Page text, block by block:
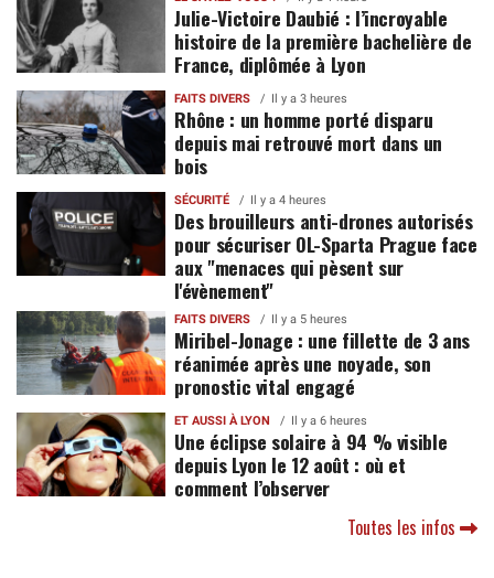
Julie-Victoire Daubié : l’incroyable
histoire de la première bachelière de
France, diplômée à Lyon
FAITS DIVERS Il y a 3 heures
Rhône : un homme porté disparu
depuis mai retrouvé mort dans un
bois
SÉCURITÉ Il y a 4 heures
Des brouilleurs anti-drones autorisés
pour sécuriser OL-Sparta Prague face
aux "menaces qui pèsent sur
l'évènement"
FAITS DIVERS Il y a 5 heures
Miribel-Jonage : une fillette de 3 ans
réanimée après une noyade, son
pronostic vital engagé
ET AUSSI À LYON Il y a 6 heures
Une éclipse solaire à 94 % visible
depuis Lyon le 12 août : où et
comment l’observer
Toutes les infos